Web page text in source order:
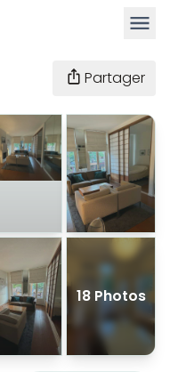
Partager
18 Photos